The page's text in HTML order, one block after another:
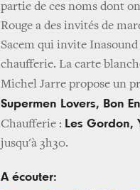
partie de ces noms dont
Rouge a des invités de
Sacem qui invite
chaufferie. La carte
Michel Jarre propose un
Supermen Lovers, Bon
Chaufferie : Les Gordon,
jusqu'à 3h30.
A écouter: